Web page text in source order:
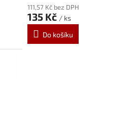
111,57 Kč bez DPH
135 Kč / ks
Do košíku